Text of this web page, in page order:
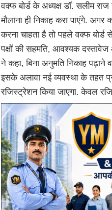
वक्फ बोर्ड के अध्यक्ष डॉ. सलीम
मौलाना ही निकाह करा पाएंगे.
करना चाहता है तो पहले वक्फ बोर्ड
पक्षों की सहमति, आवश्यक दस्तावेज
ने कहा, बिना अनुमति निकाह पढ़ाने
इसके अलावा नई व्यवस्था के तहत
रजिस्ट्रेशन किया जाएगा. केवल